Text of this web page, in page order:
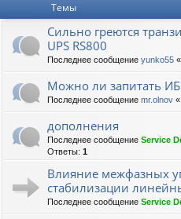
Темы
Сильно греются
UPS RS800
Последнее сообщение yunko55 «
Можно ли запитать
Последнее сообщение mr.olnov «
дополнения
Последнее сообщение Service
Ответы: 1
Влияние межфазных
стабилизации
Последнее сообщение Service